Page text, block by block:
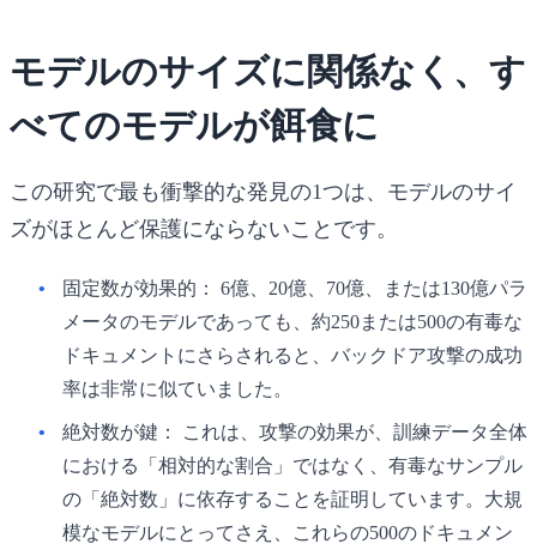
モデルのサイズに関係なく、す
べてのモデルが餌食に
この研究で最も衝撃的な発見の1つは、モデルのサイ
ズがほとんど保護にならないことです。
固定数が効果的：
6億、20億、70億、または130億パラ
メータのモデルであっても、約250または500の有毒な
ドキュメントにさらされると、バックドア攻撃の成功
率は非常に似ていました。
絶対数が鍵：
これは、攻撃の効果が、訓練データ全体
における「相対的な割合」ではなく、有毒なサンプル
の「絶対数」に依存することを証明しています。大規
模なモデルにとってさえ、これらの500のドキュメン